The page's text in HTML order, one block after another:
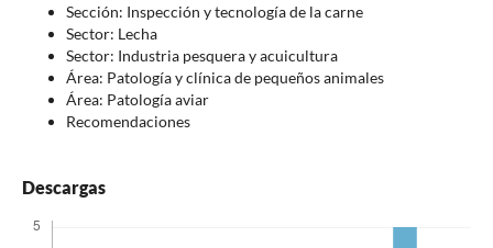
Sección: Inspección y tecnología de la carne
Sector: Lecha
Sector: Industria pesquera y acuicultura
Área: Patología y clínica de pequeños animales
Área: Patología aviar
Recomendaciones
Descargas